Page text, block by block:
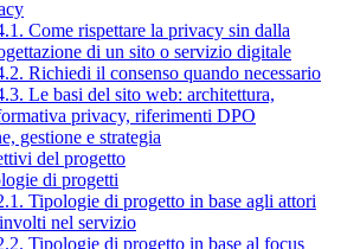
Come rispettare la privacy sin dalla
di un sito o servizio digitale
Richiedi il consenso quando necessario
Le basi del sito web: architettura,
privacy, riferimenti DPO
gestione e strategia
del progetto
di progetti
Tipologie di progetto in base agli attori
nel servizio
Tipologie di progetto in base al focus